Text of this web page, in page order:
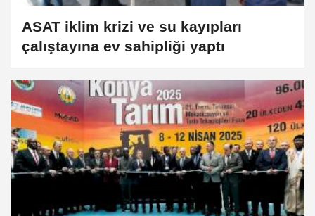
ASAT iklim krizi ve su kayıpları
çalıştayına ev sahipliği yaptı